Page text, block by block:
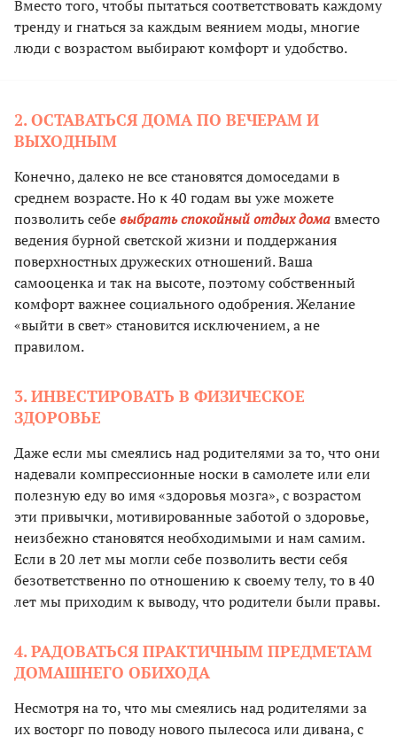
Вместо того, чтобы пытаться соответствовать каждому
тренду и гнаться за каждым веянием моды, многие
люди с возрастом выбирают комфорт и удобство.
2. ОСТАВАТЬСЯ ДОМА ПО ВЕЧЕРАМ И
ВЫХОДНЫМ
Конечно, далеко не все становятся домоседами в
среднем возрасте. Но к 40 годам вы уже можете
позволить себевыбрать спокойный отдых домавместо
ведения бурной светской жизни и поддержания
поверхностных дружеских отношений. Ваша
самооценка и так на высоте, поэтому собственный
комфорт важнее социального одобрения. Желание
«выйти в свет» становится исключением, а не
правилом.
3. ИНВЕСТИРОВАТЬ В ФИЗИЧЕСКОЕ
ЗДОРОВЬЕ
Даже если мы смеялись над родителями за то, что они
надевали компрессионные носки в самолете или ели
полезную еду во имя «здоровья мозга», с возрастом
эти привычки, мотивированные заботой о здоровье,
неизбежно становятся необходимыми и нам самим.
Если в 20 лет мы могли себе позволить вести себя
безответственно по отношению к своему телу, то в 40
лет мы приходим к выводу, что родители были правы.
4. РАДОВАТЬСЯ ПРАКТИЧНЫМ ПРЕДМЕТАМ
ДОМАШНЕГО ОБИХОДА
Несмотря на то, что мы смеялись над родителями за
их восторг по поводу нового пылесоса или дивана, с